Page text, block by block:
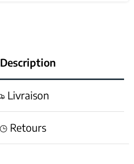
Description
Livraison
Retours